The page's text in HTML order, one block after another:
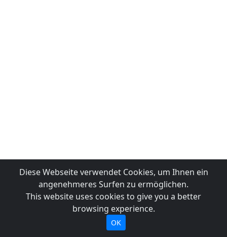
Diese Webseite verwendet Cookies, um Ihnen ein
angenehmeres Surfen zu ermöglichen.
This website uses cookies to give you a better
browsing experience.
OK